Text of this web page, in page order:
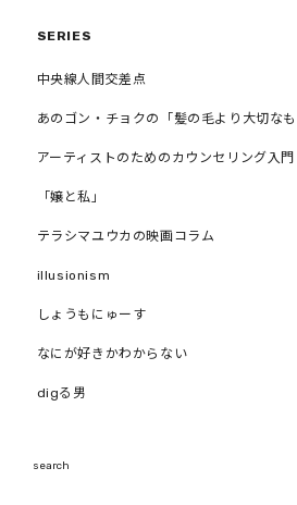
SERIES
中央線人間交差点
あのゴン・チョクの「髪の毛より大切なも
アーティストのためのカウンセリング入門
「嬢と私」
テラシマユウカの映画コラム
illusionism
しょうもにゅーす
なにが好きかわからない
digる男
search